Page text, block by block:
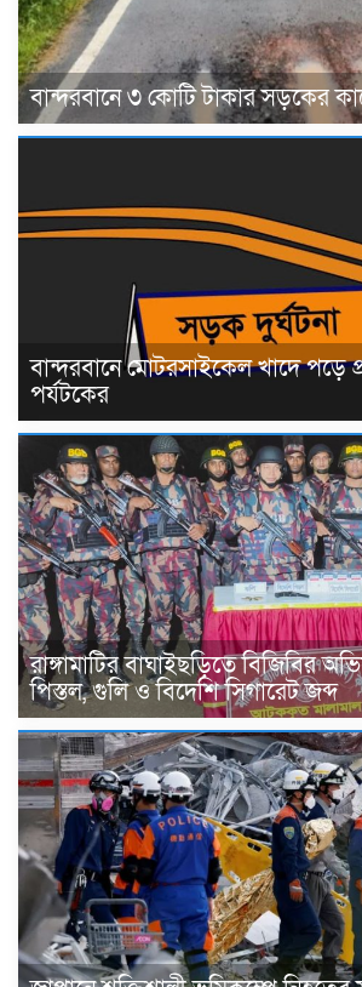
বান্দরবানে ৩ কোটি টাকার সড়কের
বান্দরবানে মোটরসাইকেল খাদে পড়ে
পর্যটকের
রাঙ্গামাটির বাঘাইছড়িতে বিজিবির
পিস্তল, গুলি ও বিদেশি সিগারেট জব্দ